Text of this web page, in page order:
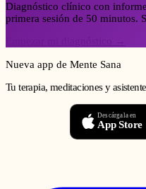
Diagnóstico clínico con
primera sesión de 50 minutos.
Nueva app de Mente Sana
Tu terapia, meditaciones y
Descárgala en
App Store